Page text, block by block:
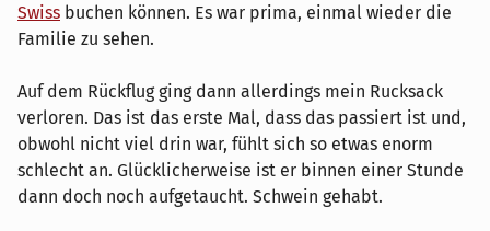
Swiss buchen können. Es war prima, einmal wieder die
Familie zu sehen.
Auf dem Rückflug ging dann allerdings mein Rucksack
verloren. Das ist das erste Mal, dass das passiert ist und,
obwohl nicht viel drin war, fühlt sich so etwas enorm
schlecht an. Glücklicherweise ist er binnen einer Stunde
dann doch noch aufgetaucht. Schwein gehabt.